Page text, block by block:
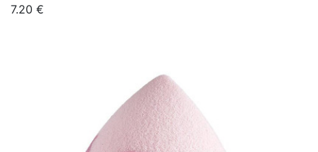
7.20 €